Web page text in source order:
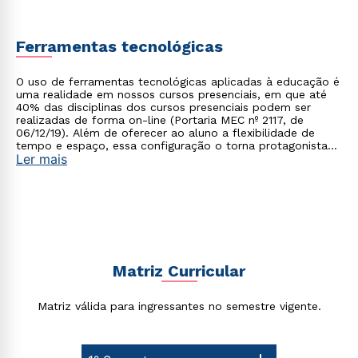
Ferramentas tecnológicas
O uso de ferramentas tecnológicas aplicadas à educação é
uma realidade em nossos cursos presenciais, em que até
40% das disciplinas dos cursos presenciais podem ser
realizadas de forma on-line (Portaria MEC nº 2117, de
06/12/19). Além de oferecer ao aluno a flexibilidade de
tempo e espaço, essa configuração o torna protagonista
no processo de construção do seu conhecimento.
Ler mais
Matriz Curricular
Matriz válida para ingressantes no semestre vigente.
ou